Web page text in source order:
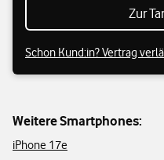
Zur
Schon Kund:in? Vertrag
Weitere Smartphones:
iPhone 17e